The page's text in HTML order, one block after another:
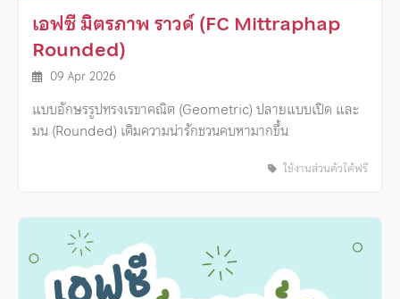
เอฟซี มิตรภาพ ราวด์ (FC Mittraphap
Rounded)
09 Apr 2026
แบบอักษรรูปทรงเรขาคณิต (Geometric) ปลายแบบเปิด และ
มน (Rounded) เติมความน่ารักชวนคบหามากขึ้น
ใช้งานส่วนตัวได้ฟรี